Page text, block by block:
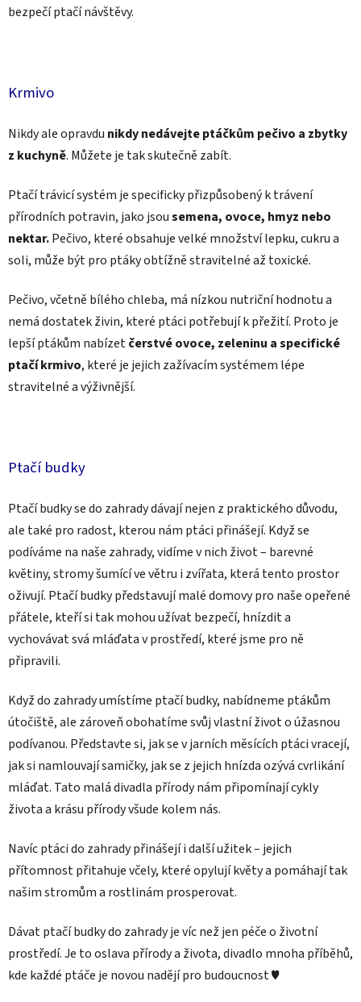
bezpečí ptačí návštěvy.
Krmivo
Nikdy ale opravdu nikdy nedávejte ptáčkům pečivo a zbytky
z kuchyně. Můžete je tak skutečně zabít.
Ptačí trávicí systém je specificky přizpůsobený k trávení
přírodních potravin, jako jsousemena, ovoce, hmyz nebo
nektar.Pečivo, které obsahuje velké množství lepku, cukru a
soli, může být pro ptáky obtížně stravitelné až toxické.
Pečivo, včetně bílého chleba, má nízkou nutriční hodnotu a
nemá dostatek živin, které ptáci potřebují k přežití. Proto je
lepší ptákům nabízetčerstvé ovoce, zeleninu a specifické
ptačí krmivo, které je jejich zažívacím systémem lépe
stravitelné a výživnější.
Ptačí budky
Ptačí budky se do zahrady dávají nejen z praktického důvodu,
ale také pro radost, kterou nám ptáci přinášejí. Když se
podíváme na naše zahrady, vidíme v nich život – barevné
květiny, stromy šumící ve větru i zvířata, která tento prostor
oživují. Ptačí budky představují malé domovy pro naše opeřené
přátele, kteří si tak mohou užívat bezpečí, hnízdit a
vychovávat svá mláďata v prostředí, které jsme pro ně
připravili.
Když do zahrady umístíme ptačí budky, nabídneme ptákům
útočiště, ale zároveň obohatíme svůj vlastní život o úžasnou
podívanou. Představte si, jak se v jarních měsících ptáci vracejí,
jak si namlouvají samičky, jak se z jejich hnízda ozývá cvrlikání
mláďat. Tato malá divadla přírody nám připomínají cykly
života a krásu přírody všude kolem nás.
Navíc ptáci do zahrady přinášejí i další užitek – jejich
přítomnost přitahuje včely, které opylují květy a pomáhají tak
našim stromům a rostlinám prosperovat.
Dávat ptačí budky do zahrady je víc než jen péče o životní
prostředí. Je to oslava přírody a života, divadlo mnoha příběhů,
kde každé ptáče je novou nadějí pro budoucnost ♥